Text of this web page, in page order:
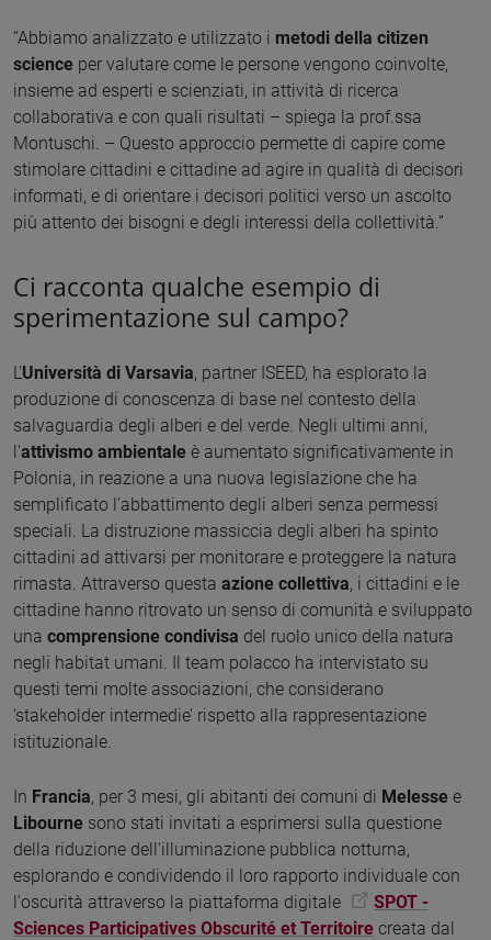
“Abbiamo analizzato e utilizzato i metodi della citizen
science per valutare come le persone vengono coinvolte,
insieme ad esperti e scienziati, in attività di ricerca
collaborativa e con quali risultati – spiega la prof.ssa
Montuschi. – Questo approccio permette di capire come
stimolare cittadini e cittadine ad agire in qualità di decisori
informati, e di orientare i decisori politici verso un ascolto
più attento dei bisogni e degli interessi della collettività.”
Ci racconta qualche esempio di
sperimentazione sul campo?
L'Università di Varsavia, partner ISEED, ha esplorato la
produzione di conoscenza di base nel contesto della
salvaguardia degli alberi e del verde. Negli ultimi anni,
l'attivismo ambientale è aumentato significativamente in
Polonia, in reazione a una nuova legislazione che ha
semplificato l'abbattimento degli alberi senza permessi
speciali. La distruzione massiccia degli alberi ha spinto
cittadini ad attivarsi per monitorare e proteggere la natura
rimasta. Attraverso questa azione collettiva, i cittadini e le
cittadine hanno ritrovato un senso di comunità e sviluppato
una comprensione condivisa del ruolo unico della natura
negli habitat umani. Il team polacco ha intervistato su
questi temi molte associazioni, che considerano
‘stakeholder intermedie’ rispetto alla rappresentazione
istituzionale.
In Francia, per 3 mesi, gli abitanti dei comuni di Melesse e
Libourne sono stati invitati a esprimersi sulla questione
della riduzione dell'illuminazione pubblica notturna,
esplorando e condividendo il loro rapporto individuale con
l'oscurità attraverso la piattaforma digitale
SPOT -
Sciences Participatives Obscurité et Territoire creata dal